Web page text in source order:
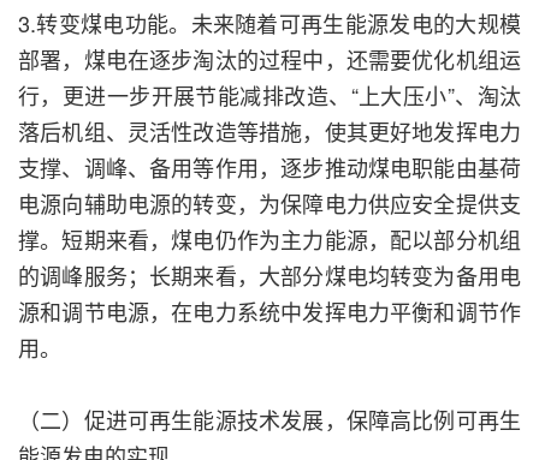
3.转变煤电功能。未来随着可再生能源发电的大规模
部署，煤电在逐步淘汰的过程中，还需要优化机组运
行，更进一步开展节能减排改造、“上大压小”、淘汰
落后机组、灵活性改造等措施，使其更好地发挥电力
支撑、调峰、备用等作用，逐步推动煤电职能由基荷
电源向辅助电源的转变，为保障电力供应安全提供支
撑。短期来看，煤电仍作为主力能源，配以部分机组
的调峰服务；长期来看，大部分煤电均转变为备用电
源和调节电源，在电力系统中发挥电力平衡和调节作
用。
（二）促进可再生能源技术发展，保障高比例可再生